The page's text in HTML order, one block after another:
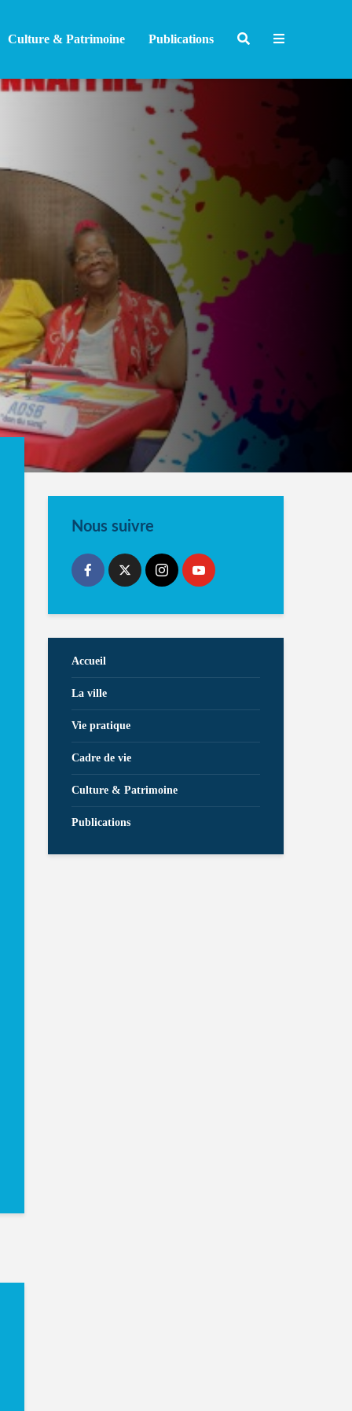
Culture & Patrimoine Publications
Nous suivre
Accueil
La ville
Vie pratique
Cadre de vie
Culture & Patrimoine
Publications